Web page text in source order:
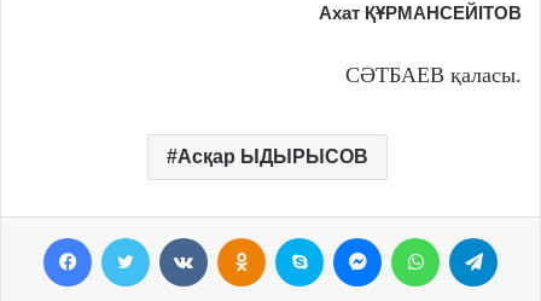
Ахат ҚҰРМАНСЕЙІТОВ
СӘТБАЕВ қаласы.
Асқар ЫДЫРЫСОВ